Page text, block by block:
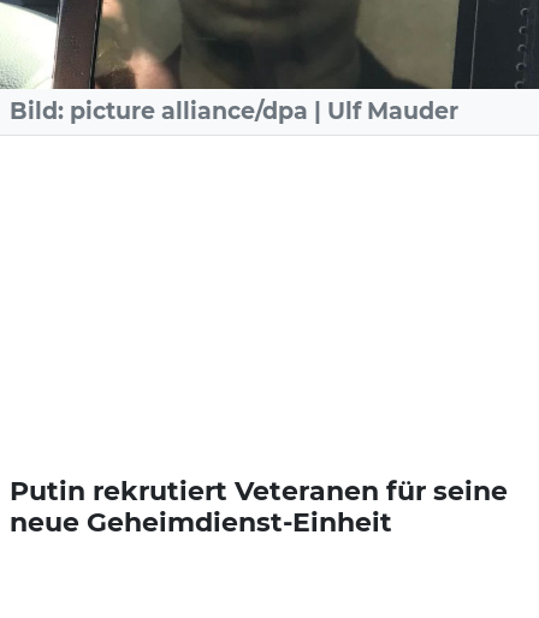
Bild: picture alliance/dpa | Ulf Mauder
Putin rekrutiert Veteranen für seine
neue Geheimdienst-Einheit